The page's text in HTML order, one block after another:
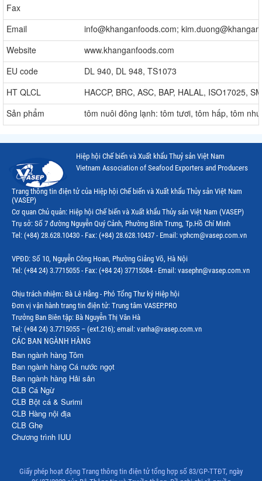
Fax
Email
info@khanganfoods.com;
Website
www.khanganfoods.com
EU code
DL 940, DL 948, TS1073
HT QLCL
HACCP, BRC, ASC, BAP, HALAL, ISO17025,
Sản phẩm
tôm nuôi đông lạnh: tôm tươi, tôm hấp, tôm
Hiệp hội Chế biến và Xuất khẩu Thuỷ sản Việt Nam
Vietnam Association of Seafood Exporters and Producers
Trang thông tin điện tử của Hiệp hội Chế biến và Xuất khẩu Thủy sản Việt Nam
(VASEP)
Cơ quan Chủ quản: Hiệp hội Chế biến và Xuất khẩu Thủy sản Việt Nam (VASEP)
Trụ sở: Số 7 đường Nguyễn Quý Cảnh, Phường Bình Trưng, Tp.Hồ Chí Minh
Tel: (+84) 28.628.10430 - Fax: (+84) 28.628.10437 - Email: vphcm@vasep.com.vn
VPĐD: Số 10, Nguyễn Công Hoan, Phường Giảng Võ, Hà Nội
Tel: (+84 24) 3.7715055 - Fax: (+84 24) 37715084 - Email: vasephn@vasep.com.vn
Chịu trách nhiệm: Bà Lê Hằng - Phó Tổng Thư ký Hiệp hội
Đơn vị vận hành trang tin điện tử: Trung tâm VASEP.PRO
Trưởng Ban Biên tập: Bà Nguyễn Thị Vân Hà
Tel: (+84 24) 3.7715055 – (ext.216); email: vanha@vasep.com.vn
CÁC BAN NGÀNH HÀNG
Ban ngành hàng Tôm
Ban ngành hàng Cá nước ngọt
Ban ngành hàng Hải sản
CLB Cá Ngừ
CLB Bột cá & Surimi
CLB Hàng nội địa
CLB Ghẹ
Chương trình IUU
Giấy phép hoạt động Trang thông tin điện tử tổng hợp số 83/GP-TTĐT, ngày